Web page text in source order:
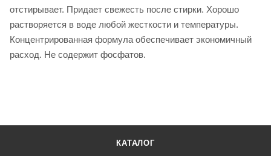
отстирывает. Придает свежесть после стирки. Хорошо
растворяется в воде любой жесткости и температуры.
Концентрированная формула обеспечивает экономичный
расход. Не содержит фосфатов.
КАТАЛОГ